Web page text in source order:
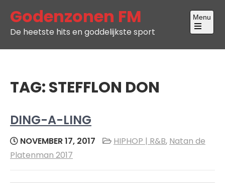
content
Godenzonen FM
De heetste hits en goddelijkste sport
Menu
Open
main
TAG:STEFFLON DON
DING-A-LING
NOVEMBER 17, 2017 HIPHOP | R&B, Natan de
Platenman 2017